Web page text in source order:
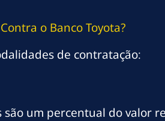
o Banco Toyota?
de contratação:
são um percentual do valor